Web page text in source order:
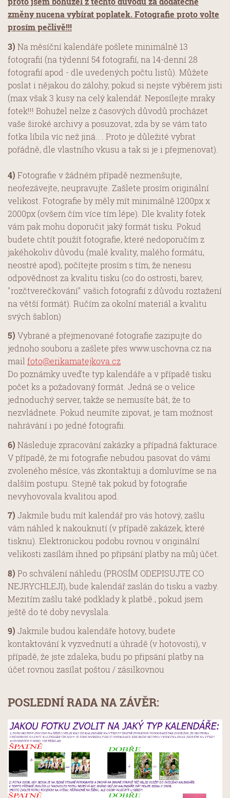
změny nucena vybírat poplatek.Fotografie proto volte
prosím pečlivě!!!
3) Na měsíční kalendáře pošlete minimálně 13
fotografií (na týdenní 54 fotografií, na 14-denní 28
fotografií apod - dle uvedených počtu listů). Můžete
poslat i nějakou do zálohy, pokud si nejste výběrem jisti
(max však 3 kusy na celý kalendář. Neposílejte mraky
fotek!!! Bohužel nelze z časových důvodů procházet
vaše široké archivy a posuzovat, zda by se vám tato
fotka líbila víc než jiná.. . Proto je důležité vybrat
pořádně, dle vlastního vkusu a tak si je i přejmenovat).
4) Fotografie v žádném případě nezmenšujte,
neořezávejte, neupravujte. Zašlete prosím originální
velikost. Fotografie by měly mít minimálně 1200px x
2000px (ovšem čím více tím lépe). Dle kvality fotek
vám pak mohu doporučit jaký formát tisku. Pokud
budete chtít použít fotografie, které nedoporučím z
jakéhokoliv důvodu (malé kvality, malého formátu,
neostré apod), počítejte prosím s tím, že nenesu
odpovědnost za kvalitu tisku (co do ostrosti, barev,
"rozčtverečkování" vašich fotografií z důvodu roztažení
na větší formát). Ručím za okolní materiál a kvalitu
svých šablon)
5) Vybrané a přejmenované fotografie zazipujte do
jednoho souboru a zašlete přes www.uschovna.cz na
mail foto@erikamatejkova.cz
Do poznámky uveďte typ kalendáře a v případě tisku
počet ks a požadovaný formát. Jedná se o velice
jednoduchý server, takže se nemusíte bát, že to
nezvládnete. Pokud neumíte zipovat, je tam možnost
nahrávání i po jedné fotografii.
6) Následuje zpracování zakázky a případná fakturace.
V případě, že mi fotografie nebudou pasovat do vámi
zvoleného měsíce, vás zkontaktuji a domluvíme se na
dalším postupu. Stejně tak pokud by fotografie
nevyhovovala kvalitou apod.
7) Jakmile budu mít kalendář pro vás hotový, zašlu
vám náhled k nakouknutí (v případě zakázek, které
tisknu). Elektronickou podobu rovnou v originální
velikosti zasílám ihned po připsání platby na můj účet.
8) Po schválení náhledu (PROSÍM ODEPISUJTE CO
NEJRYCHLEJI), bude kalendář zaslán do tisku a vazby.
Mezitím zašlu také podklady k platbě., pokud jsem
ještě do té doby nevyslala.
9) Jakmile budou kalendáře hotovy, budete
kontaktování k vyzvednutí a úhradě (v hotovosti), v
případě, že jste zdaleka, budu po připsání platby na
účet rovnou zasílat poštou / zásilkovnou
POSLEDNÍ RADA NA ZÁVĚR: